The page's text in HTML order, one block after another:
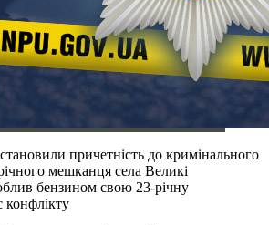
причетність до кримінального
мешканця села Великі
бензином свою 23-річну
конфлікту